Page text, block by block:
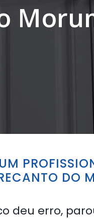
DO
deu erro,